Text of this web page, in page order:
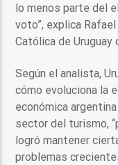
lo menos parte del
voto”, explica
Católica de Uruguay
Según el analista,
cómo evoluciona la
económica
sector del turismo,
logró mantener
problemas